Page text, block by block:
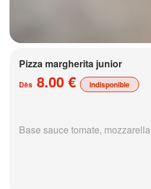
Pizza margherita junior
Dès 8.00 € indisponible
Base sauce tomate, mozzarella